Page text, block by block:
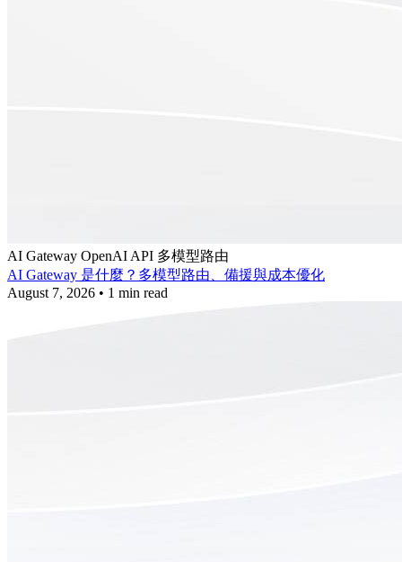
AI Gateway OpenAI API 多模型路由
AI Gateway 是什麼？多模型路由、備援與成本優化
August 7, 2026 • 1 min read